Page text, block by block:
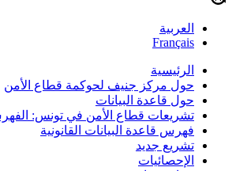
العربية
Français
الرئيسية
حول مركز جنيف لحوكمة قطاع الأمن
حول قاعدة البيانات
تشريعات قطاع الأمن في تونس: الفهرس 1956-
فهرس قاعدة البيانات القانونية
تشريع جديد
الإحصائيات